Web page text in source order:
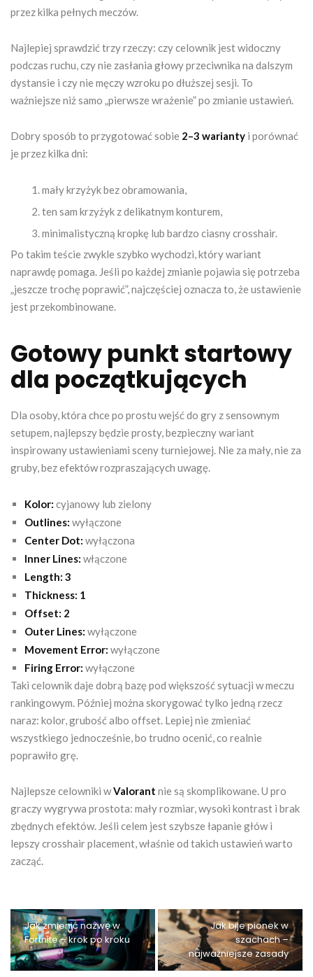
przez kilka pełnych meczów.
Najlepiej sprawdzić trzy rzeczy: czy celownik jest widoczny
podczas ruchu, czy nie zasłania głowy przeciwnika na dalszym
dystansie i czy nie męczy wzroku po dłuższej sesji. To
ważniejsze niż samo „pierwsze wrażenie” po zmianie ustawień.
Dobry sposób to przygotować sobie 2–3 warianty i porównać
je przez kilka dni:
mały krzyżyk bez obramowania,
ten sam krzyżyk z delikatnym konturem,
minimalistyczną kropkę lub bardzo ciasny crosshair.
Po takim teście zwykle szybko wychodzi, który wariant
naprawdę pomaga. Jeśli po każdej zmianie pojawia się potrzeba
„jeszcze trochę poprawić”, najczęściej oznacza to, że ustawienie
jest przekombinowane.
Gotowy punkt startowy
dla początkujących
Dla osoby, która chce po prostu wejść do gry z sensownym
setupem, najlepszy będzie prosty, bezpieczny wariant
inspirowany ustawieniami sceny turniejowej. Nie za mały, nie za
gruby, bez efektów rozpraszających uwagę.
Kolor: cyjanowy lub zielony
Outlines: wyłączone
Center Dot: wyłączona
Inner Lines: włączone
Length: 3
Thickness: 1
Offset: 2
Outer Lines: wyłączone
Movement Error: wyłączone
Firing Error: wyłączone
Taki celownik daje dobrą bazę pod większość sytuacji w meczu
rankingowym. Później można skorygować tylko jedną rzecz
naraz: kolor, grubość albo offset. Lepiej nie zmieniać
wszystkiego jednocześnie, bo trudno ocenić, co realnie
poprawiło grę.
Najlepsze celowniki wValorant nie są skomplikowane. U pro
graczy wygrywa prostota: mały rozmiar, wysoki kontrast i brak
zbędnych efektów. Jeśli celem jest szybsze łapanie głów i
lepszy crosshair placement, właśnie od takich ustawień warto
zacząć.
Jak zmienić nazwę w
Fortnite – krok po kroku
Jak bije pionek w
szachach –
najważniejsze zasady